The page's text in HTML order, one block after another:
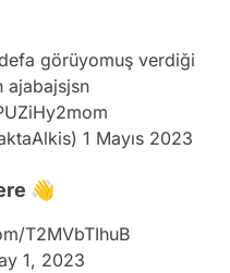
görüyomuş verdiği
ajabajsjsn
1 Mayıs 2023
👋
T2MVbTIhuB
1, 2023